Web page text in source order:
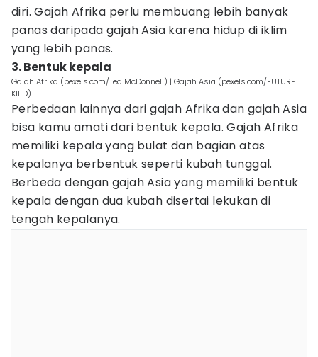
diri. Gajah Afrika perlu membuang lebih banyak
panas daripada gajah Asia karena hidup di iklim
yang lebih panas.
3. Bentuk kepala
Gajah Afrika (pexels.com/Ted McDonnell) | Gajah Asia (pexels.com/FUTURE
KIIID)
Perbedaan lainnya dari gajah Afrika dan gajah Asia
bisa kamu amati dari bentuk kepala. Gajah Afrika
memiliki kepala yang bulat dan bagian atas
kepalanya berbentuk seperti kubah tunggal.
Berbeda dengan gajah Asia yang memiliki bentuk
kepala dengan dua kubah disertai lekukan di
tengah kepalanya.